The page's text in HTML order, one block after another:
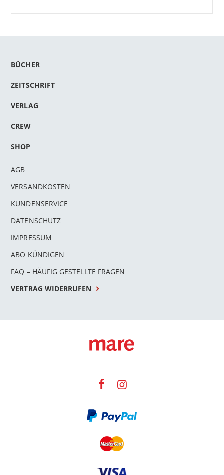
BÜCHER
ZEITSCHRIFT
VERLAG
CREW
SHOP
AGB
VERSANDKOSTEN
KUNDENSERVICE
DATENSCHUTZ
IMPRESSUM
ABO KÜNDIGEN
FAQ – HÄUFIG GESTELLTE FRAGEN
VERTRAG WIDERRUFEN